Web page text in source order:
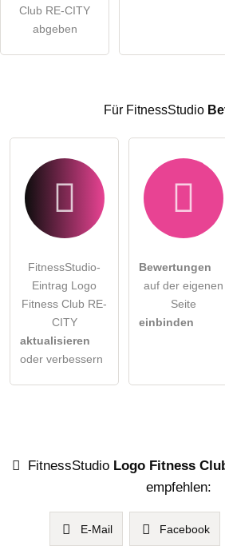
öffentliche Frage stellen
FitnessStudio-Eintrag zu stellen.
Club RE-CITY
abgeben
Für FitnessStudio
FitnessStudio-
Eintrag Logo
Fitness Club RE-
CITY
aktualisieren
oder verbessern
Bewertungen
auf der eigenen
Seite
einbinden
FitnessStudio Logo Fitness
empfehlen:
E-Mail Facebook